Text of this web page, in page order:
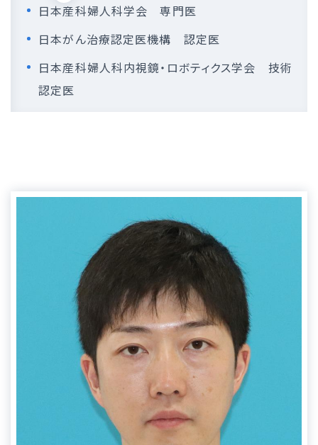
日本産科婦人科学会 専門医
日本がん治療認定医機構 認定医
日本産科婦人科内視鏡・ロボティクス学会 技術
認定医